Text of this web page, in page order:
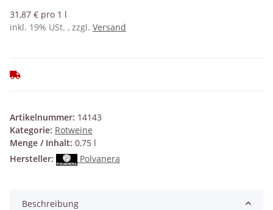
31,87 € pro 1 l
inkl. 19% USt. , zzgl. Versand
Artikelnummer: 14143
Kategorie: Rotweine
Menge / Inhalt: 0,75 l
Hersteller:
Polvanera
Beschreibung